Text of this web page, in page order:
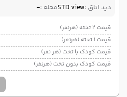
دید اتاق :STD viewمحله :-
قیمت 2 تخته (هرنفر)
قیمت 1 تخته (هرنفر)
قیمت کودک با تخت (هر نفر)
قیمت کودک بدون تخت (هرنفر)